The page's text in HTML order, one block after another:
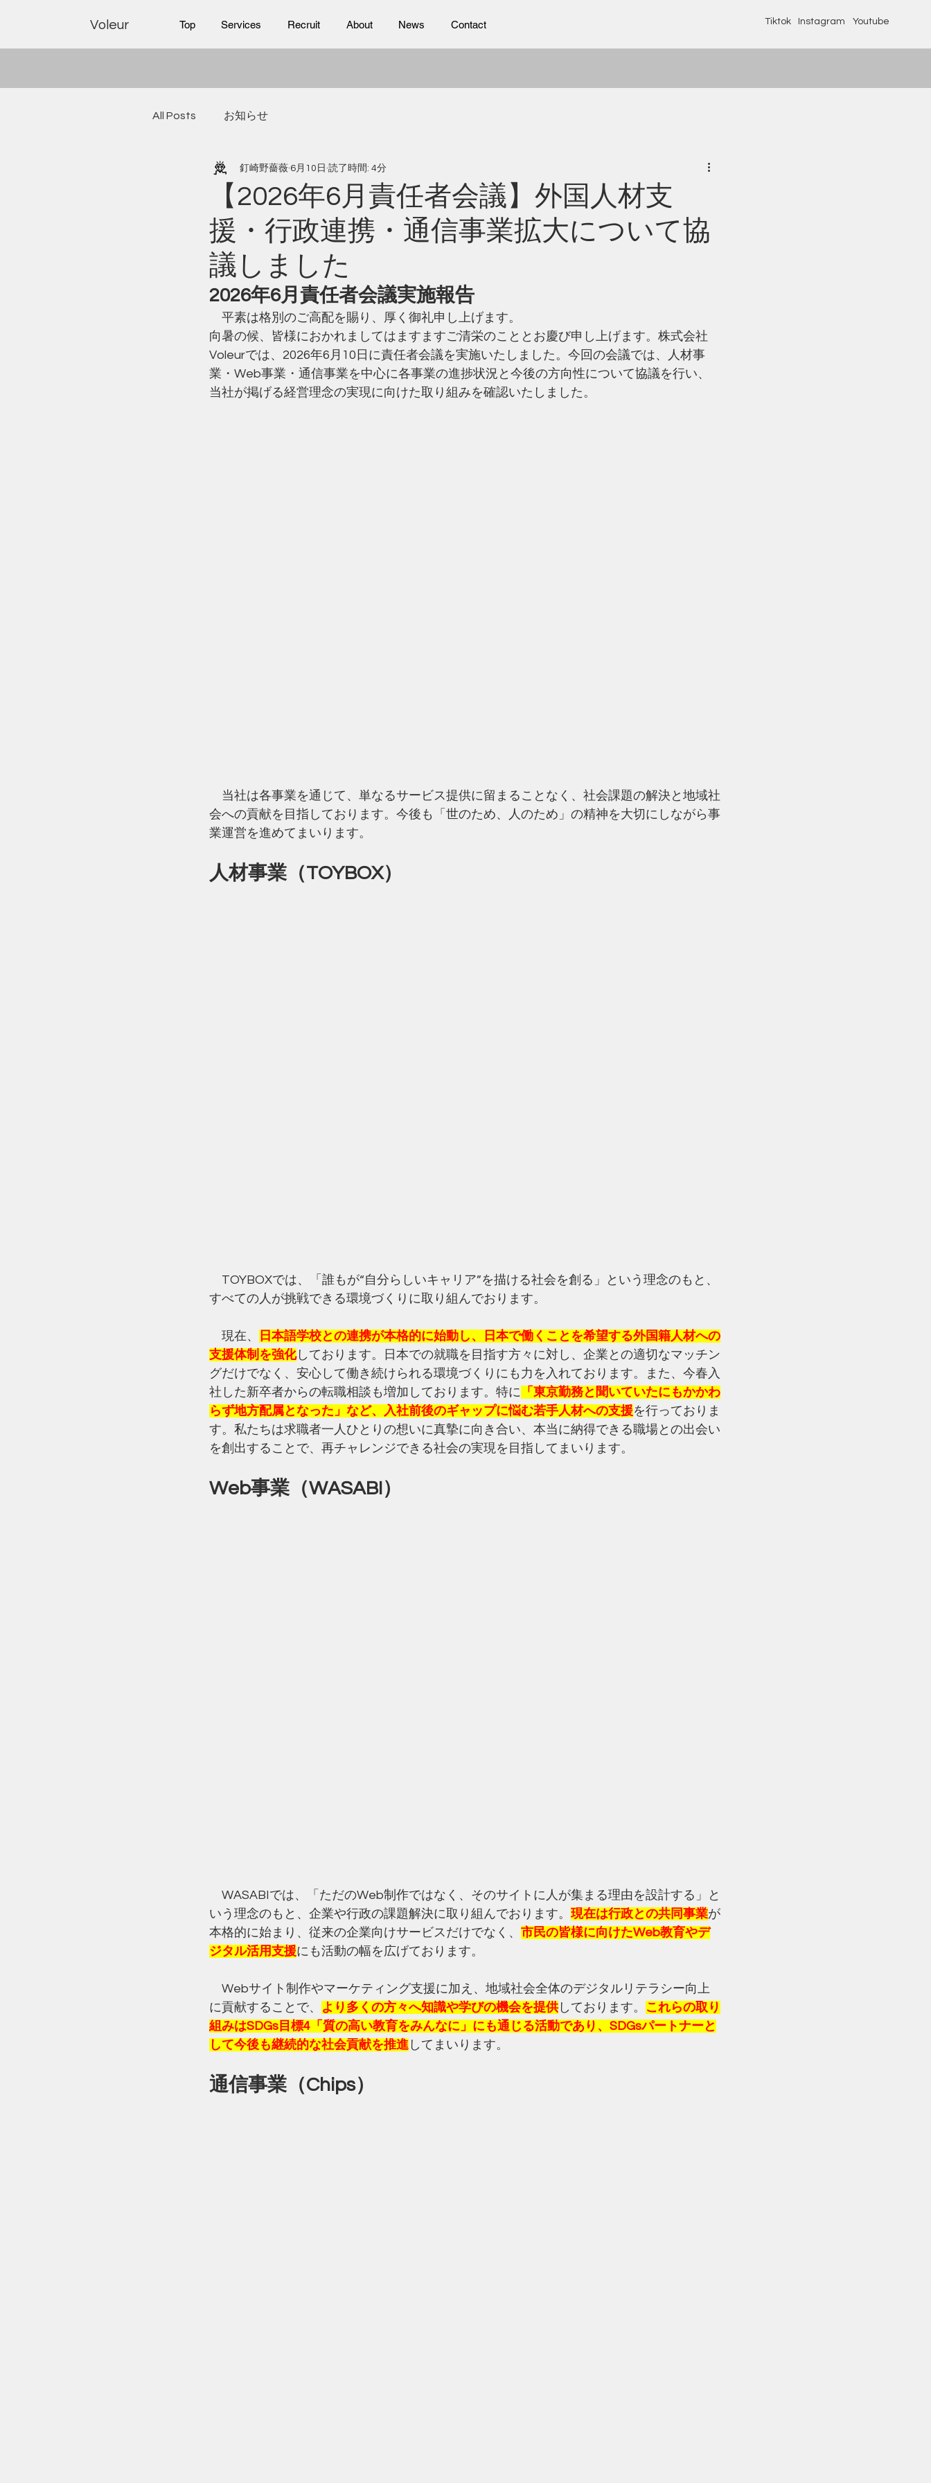
Voleur Top Services Recruit About News Contact Tiktok Instagram Youtube
All Posts お知らせ
【2026年6月責任者会議】外国人材支
援・行政連携・通信事業拡大について協
議しました
釘崎野薔薇 6月10日 読了時間: 4分
2026年6月責任者会議実施報告
平素は格別のご高配を賜り、厚く御礼申し上げます。
向暑の候、皆様におかれましてはますますご清栄のこととお慶び申し上げます。株式会社
Voleurでは、2026年6月10日に責任者会議を実施いたしました。今回の会議では、人材事
業・Web事業・通信事業を中心に各事業の進捗状況と今後の方向性について協議を行い、
当社が掲げる経営理念の実現に向けた取り組みを確認いたしました。
当社は各事業を通じて、単なるサービス提供に留まることなく、社会課題の解決と地域社
会への貢献を目指しております。今後も「世のため、人のため」の精神を大切にしながら事
業運営を進めてまいります。
人材事業（TOYBOX）
TOYBOXでは、「誰もが“自分らしいキャリア”を描ける社会を創る」という理念のもと、
すべての人が挑戦できる環境づくりに取り組んでおります。
現在、
日本語学校との連携が本格的に始動し、日本で働くことを希望する外国籍人材への
支援体制を強化しております。日本での就職を目指す方々に対し、企業との適切なマッチン
グだけでなく、安心して働き続けられる環境づくりにも力を入れております。また、今春入
社した新卒者からの転職相談も増加しております。特に 「東京勤務と聞いていたにもかかわ
らず地方配属となった」など、入社前後のギャップに悩む若手人材への支援を行っておりま
す。私たちは求職者一人ひとりの想いに真摯に向き合い、本当に納得できる職場との出会い
を創出することで、再チャレンジできる社会の実現を目指してまいります。
Web事業（WASABI）
WASABIでは、「ただのWeb制作ではなく、そのサイトに人が集まる理由を設計する」と
いう理念のもと、企業や行政の課題解決に取り組んでおります。 現在は行政との共同事業が
本格的に始まり、従来の企業向けサービスだけでなく、 市民の皆様に向けたWeb教育やデ
ジタル活用支援にも活動の幅を広げております。
Webサイト制作やマーケティング支援に加え、地域社会全体のデジタルリテラシー向上
に貢献することで、
より多くの方々へ知識や学びの機会を提供しております。
これらの取り
組みはSDGs目標4「質の高い教育をみんなに」にも通じる活動であり、SDGsパートナーと
して今後も継続的な社会貢献を推進 してまいります。
通信事業（Chips）